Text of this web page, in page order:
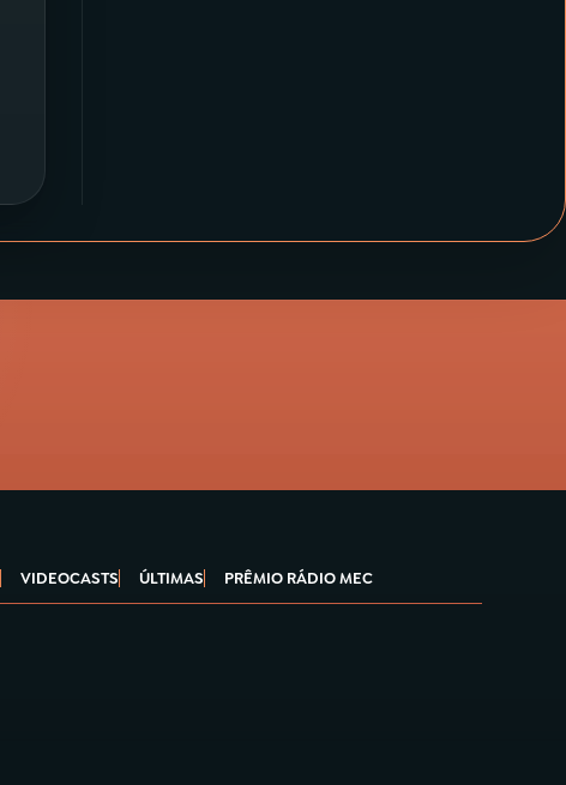
VIDEOCASTS ÚLTIMAS PRÊMIO RÁDIO MEC